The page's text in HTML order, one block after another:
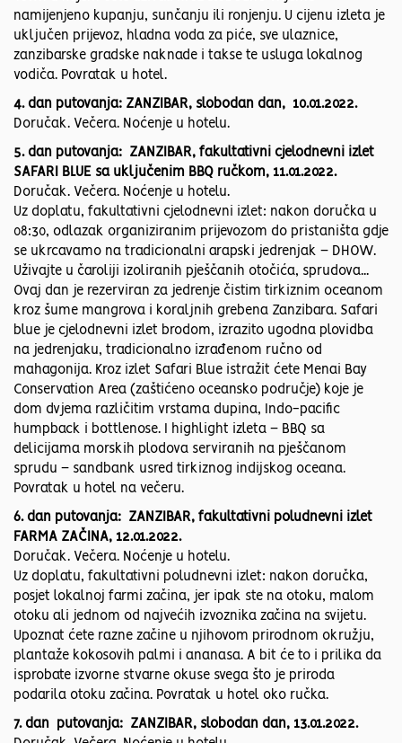
namijenjeno kupanju, sunčanju ili ronjenju. U cijenu izleta je
uključen prijevoz, hladna voda za piće, sve ulaznice,
zanzibarske gradske naknade i takse te usluga lokalnog
vodiča. Povratak u hotel.
4. dan putovanja: ZANZIBAR, slobodan dan, 10.01.2022.
Doručak. Večera. Noćenje u hotelu.
5. dan putovanja: ZANZIBAR, fakultativni cjelodnevni izlet
SAFARI BLUE sa uključenim BBQ ručkom, 11.01.2022.
Doručak. Večera. Noćenje u hotelu.
Uz doplatu, fakultativni cjelodnevni izlet: nakon doručka u
08:30, odlazak organiziranim prijevozom do pristaništa gdje
se ukrcavamo na tradicionalni arapski jedrenjak – DHOW.
Uživajte u čaroliji izoliranih pješčanih otočića, sprudova...
Ovaj dan je rezerviran za jedrenje čistim tirkiznim oceanom
kroz šume mangrova i koraljnih grebena Zanzibara. Safari
blue je cjelodnevni izlet brodom, izrazito ugodna plovidba
na jedrenjaku, tradicionalno izrađenom ručno od
mahagonija. Kroz izlet Safari Blue istražit ćete Menai Bay
Conservation Area (zaštićeno oceansko područje) koje je
dom dvjema različitim vrstama dupina, Indo-pacific
humpback i bottlenose. I highlight izleta – BBQ sa
delicijama morskih plodova serviranih na pješčanom
sprudu – sandbank usred tirkiznog indijskog oceana.
Povratak u hotel na večeru.
6. dan putovanja: ZANZIBAR, fakultativni poludnevni izlet
FARMA ZAČINA, 12.01.2022.
Doručak. Večera. Noćenje u hotelu.
Uz doplatu, fakultativni poludnevni izlet: nakon doručka,
posjet lokalnoj farmi začina, jer ipak ste na otoku, malom
otoku ali jednom od najvećih izvoznika začina na svijetu.
Upoznat ćete razne začine u njihovom prirodnom okružju,
plantaže kokosovih palmi i ananasa. A bit će to i prilika da
isprobate izvorne stvarne okuse svega što je priroda
podarila otoku začina. Povratak u hotel oko ručka.
7. dan putovanja: ZANZIBAR, slobodan dan, 13.01.2022.